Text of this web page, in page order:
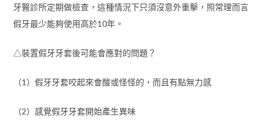
牙醫診所定期做檢查，這種情況下只須沒意外重擊，照常理而言
假牙最少能夠使用高於10年。
△裝置假牙牙套後可能會應對的問題？
（1）假牙牙套咬起來會酸或怪怪的，而且有點無力感
（2）感覺假牙牙套開始產生異味